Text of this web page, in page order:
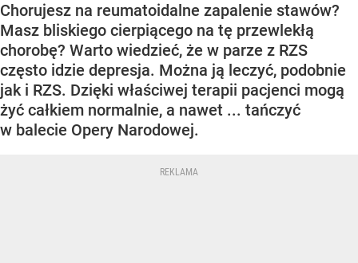
Chorujesz na reumatoidalne zapalenie stawów?
Masz bliskiego cierpiącego na tę przewlekłą
chorobę? Warto wiedzieć, że w parze z RZS
często idzie depresja. Można ją leczyć, podobnie
jak i RZS. Dzięki właściwej terapii pacjenci mogą
żyć całkiem normalnie, a nawet ... tańczyć
w balecie Opery Narodowej.